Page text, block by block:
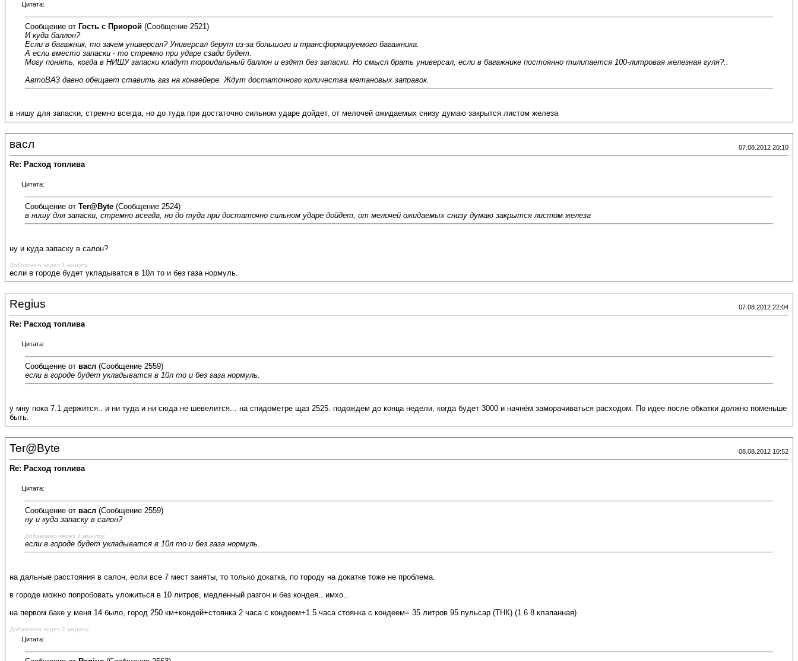
Цитата:
Сообщение от Гость с Приорой (Сообщение 2521)
И куда баллон?
Если в багажник, то зачем универсал? Универсал берут из-за большого и трансформируемого багажника.
А если вместо запаски - то стремно при ударе сзади будет.
Могу понять, когда в НИШУ запаски кладут тороидальный баллон и ездят без запаски. Но смысл брать универсал, если в багажнике постоянно тилипается 100-литровая железная гуля?..
АвтоВАЗ давно обещает ставить газ на конвейере. Ждут достаточного количества метановых заправок.
в нишу для запаски, стремно всегда, но до туда при достаточно сильном ударе дойдет, от мелочей ожидаемых снизу думаю закрытся листом железа
васл 07.08.2012 20:10
Re: Расход топлива
Цитата:
Сообщение от Ter@Byte (Сообщение 2524)
в нишу для запаски, стремно всегда, но до туда при достаточно сильном ударе дойдет, от мелочей ожидаемых снизу думаю закрытся листом железа
ну и куда запаску в салон?
Добавлено через 1 минуту
если в городе будет укладыватся в 10л то и без газа нормуль.
Regius 07.08.2012 22:04
Re: Расход топлива
Цитата:
Сообщение от васл (Сообщение 2559)
если в городе будет укладыватся в 10л то и без газа нормуль.
у мну пока 7.1 держится.. и ни туда и ни сюда не шевелится... на спидометре щаз 2525. подождём до конца недели, когда будет 3000 и начнём заморачиваться расходом. По идее после обкатки должно поменьше
быть.
Ter@Byte 08.08.2012 10:52
Re: Расход топлива
Цитата:
Сообщение от васл (Сообщение 2559)
ну и куда запаску в салон?
Добавлено через 1 минуту
если в городе будет укладыватся в 10л то и без газа нормуль.
на дальные расстояния в салон, если все 7 мест заняты, то только докатка, по городу на докатке тоже не проблема.
в городе можно попробовать уложиться в 10 литров, медленный разгон и без кондея.. имхо..
на первом баке у меня 14 было, город 250 км+кондей+стоянка 2 часа с кондеем+1.5 часа стоянка с кондеем= 35 литров 95 пульсар (ТНК) (1.6 8 клапанная)
Добавлено через 2 минуты
Цитата: